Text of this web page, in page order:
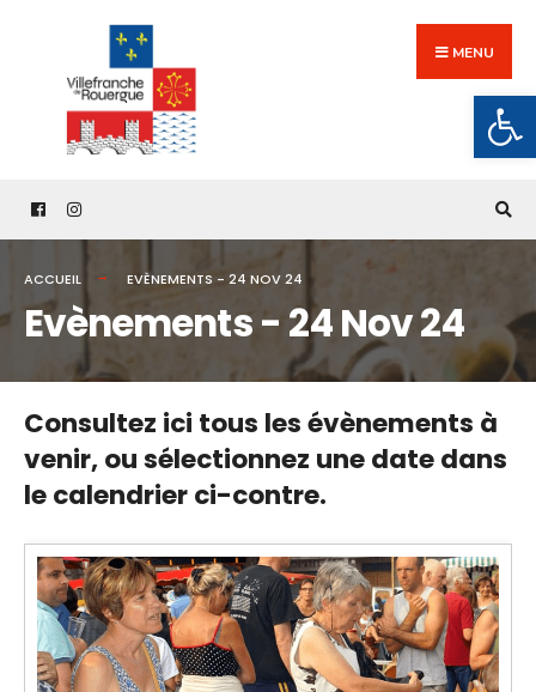
content
MENU
ACCUEIL EVÈNEMENTS - 24 NOV 24
Evènements - 24 Nov 24
Consultez ici tous les évènements à
venir,ou sélectionnez une date dans
le calendrier ci-contre.